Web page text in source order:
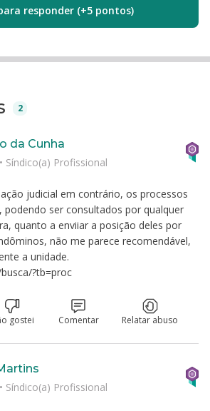
responder (+5 pontos)
2
judicial em contrário, os processos
podendo ser consultados por qualquer
quanto a enviiar a posição deles por
não me parece recomendável,
a unidade.
?tb=proc
da Cunha
• Síndico(a) Profissional
gostei Comentar Relatar abuso
• Síndico(a) Profissional